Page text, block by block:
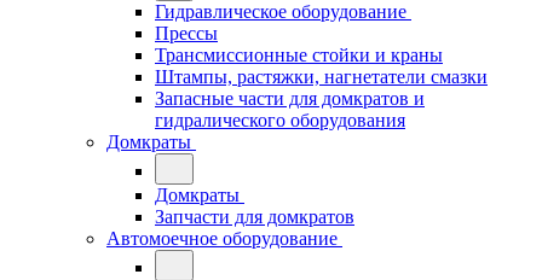
Гидравлическое оборудование
Прессы
Трансмиссионные стойки и краны
Штампы, растяжки, нагнетатели смазки
Запасные части для домкратов и
гидралического оборудования
Домкраты
Домкраты
Запчасти для домкратов
Автомоечное оборудование